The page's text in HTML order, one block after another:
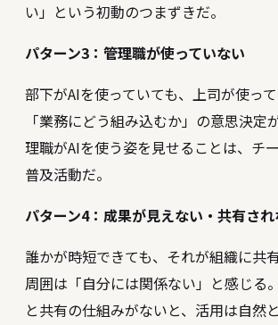
い」という初動のつまずきだ。
パターン3：管理職が使っていない
部下がAIを使っていても、上司が使っ
「業務にどう組み込むか」の意思決定
理職がAIを使う姿を見せることは、チ
普及活動だ。
パターン4：成果が見えない・共有され
誰かが時短できても、それが組織に共
周囲は「自分には関係ない」と感じる
と共有の仕組みがないと、活用は自然